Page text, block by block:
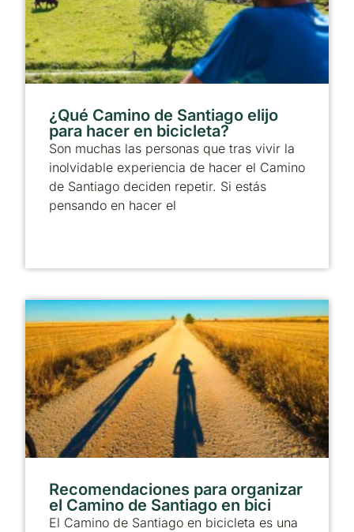
¿Qué Camino de Santiago elijo
para hacer en bicicleta?
Son muchas las personas que tras vivir la
inolvidable experiencia de hacer el Camino
de Santiago deciden repetir. Si estás
pensando en hacer el
Recomendaciones para organizar
el Camino de Santiago en bici
El Camino de Santiago en bicicleta es una